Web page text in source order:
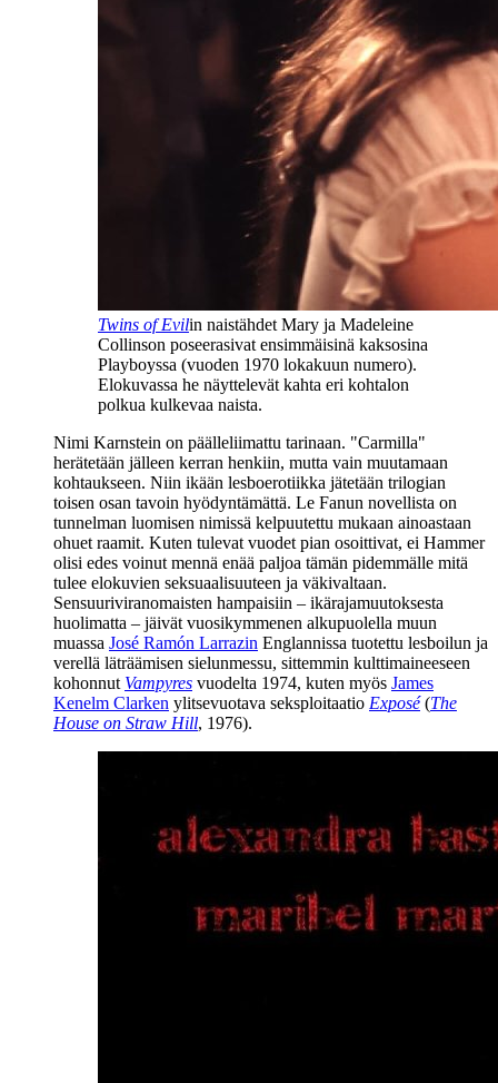
Twins of Evilin naistähdet Mary ja Madeleine
Collinson poseerasivat ensimmäisinä kaksosina
Playboyssa (vuoden 1970 lokakuun numero).
Elokuvassa he näyttelevät kahta eri kohtalon
polkua kulkevaa naista.
Nimi Karnstein on päälleliimattu tarinaan. "Carmilla"
herätetään jälleen kerran henkiin, mutta vain muutamaan
kohtaukseen. Niin ikään lesboerotiikka jätetään trilogian
toisen osan tavoin hyödyntämättä. Le Fanun novellista on
tunnelman luomisen nimissä kelpuutettu mukaan ainoastaan
ohuet raamit. Kuten tulevat vuodet pian osoittivat, ei Hammer
olisi edes voinut mennä enää paljoa tämän pidemmälle mitä
tulee elokuvien seksuaalisuuteen ja väkivaltaan.
Sensuuriviranomaisten hampaisiin – ikärajamuutoksesta
huolimatta – jäivät vuosikymmenen alkupuolella muun
muassa José Ramón Larrazin Englannissa tuotettu lesboilun ja
verellä läträämisen sielunmessu, sittemmin kulttimaineeseen
kohonnut Vampyres vuodelta 1974, kuten myös James
Kenelm Clarken ylitsevuotava seksploitaatio Exposé(The
House on Straw Hill, 1976).